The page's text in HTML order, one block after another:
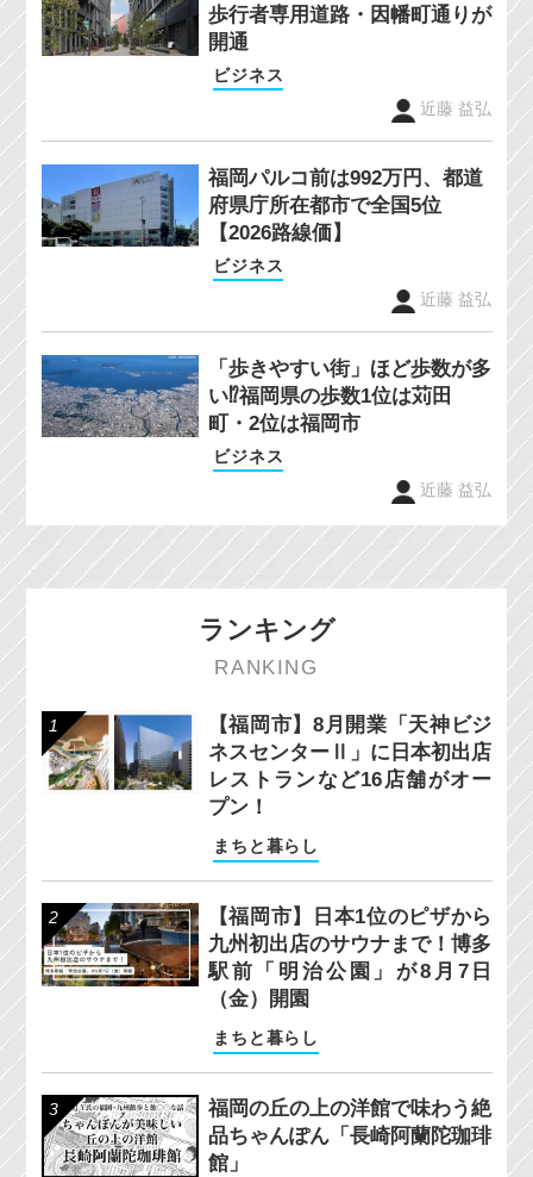
歩行者専用道路・因幡町通りが
開通
ビジネス
近藤 益弘
福岡パルコ前は992万円、都道
府県庁所在都市で全国5位
【2026路線価】
ビジネス
近藤 益弘
「歩きやすい街」ほど歩数が多
い⁉福岡県の歩数1位は苅田
町・2位は福岡市
ビジネス
近藤 益弘
ランキング
RANKING
【福岡市】8月開業「天神ビジ
ネスセンターⅡ」に日本初出店
レストランなど16店舗がオー
プン！
まちと暮らし
【福岡市】日本1位のピザから
九州初出店のサウナまで！博多
駅前「明治公園」が8月7日
（金）開園
まちと暮らし
福岡の丘の上の洋館で味わう絶
品ちゃんぽん「長崎阿蘭陀珈琲
館」